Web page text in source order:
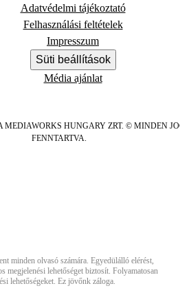
Adatvédelmi tájékoztató
Felhasználási feltételek
Impresszum
Süti beállítások
Média ajánlat
MEDIAWORKS HUNGARY ZRT. © MINDEN
FENNTARTVA.
minden olvasó számára. Egyedülálló elérést,
megjelenési lehetőséget biztosít. Folyamatosan
lehetőségeket. Ez jövőnk záloga.